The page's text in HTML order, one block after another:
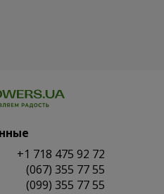
+1 718 475 92 72
(067) 355 77 55
(099) 355 77 55